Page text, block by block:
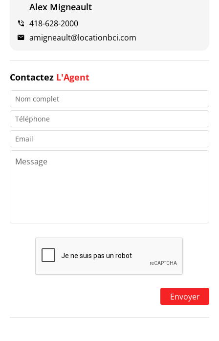
Alex Migneault
418-628-2000
amigneault@locationbci.com
Contactez L'Agent